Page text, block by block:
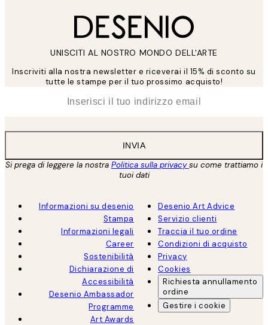
UNISCITI AL NOSTRO MONDO DELL'ARTE
Inscriviti alla nostra newsletter e riceverai il 15% di sconto su
tutte le stampe per il tuo prossimo acquisto!
INVIA
Si prega di leggere la nostra Politica sulla privacysu come trattiamo i
tuoi dati
Informazioni su desenio
Stampa
Informazioni legali
Career
Sostenibilità
Dichiarazione di
Accessibilità
Desenio Ambassador
Programme
Art Awards
Desenio Art Advice
Servizio clienti
Traccia il tuo ordine
Condizioni di acquisto
Privacy
Cookies
Richiesta annullamento
ordine
Gestire i cookie